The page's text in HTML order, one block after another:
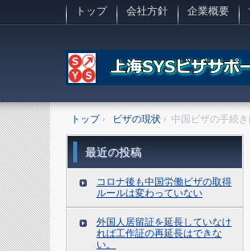
トップ 会社方針 企業概要
トップ› ビザの現状 › 中国ビザの手続
最近の投稿
コロナ後も中国労働ビザの取得
ルールは変わっていない
外国人居留証を延長していなけ
れば工作証の再延長はできな
い。